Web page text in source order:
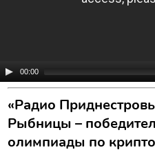
00:00
«Радио
Рыбницы –
олимпиады по